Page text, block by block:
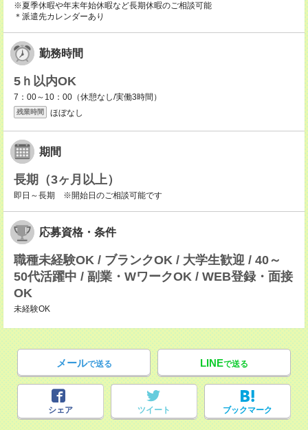
※夏季休暇や年末年始休暇など長期休暇のご相談可能
＊派遣先カレンダーあり
勤務時間
5ｈ以内OK
7：00～10：00（休憩なし/実働3時間）
残業時間 ほぼなし
期間
長期（3ヶ月以上）
即日～長期 ※開始日のご相談可能です
応募資格・条件
職種未経験OK / ブランクOK / 大学生歓迎 / 40～
50代活躍中 / 副業・WワークOK / WEB登録・面接
OK
未経験OK
メールで送る LINEで送る
シェア ツイート ブックマーク